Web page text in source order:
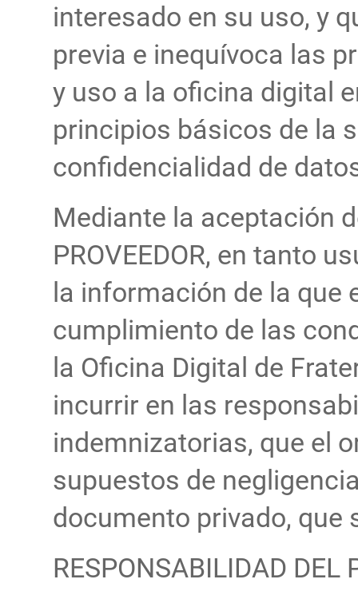
interesado en su uso, y
previa e inequívoca las
y uso a la oficina digital
principios básicos de la
confidencialidad de
Mediante la aceptación
PROVEEDOR, en tanto
la información de la
cumplimiento de las
la Oficina Digital de
incurrir en las
indemnizatorias, que el
supuestos de
documento privado, que
RESPONSABILIDAD DEL